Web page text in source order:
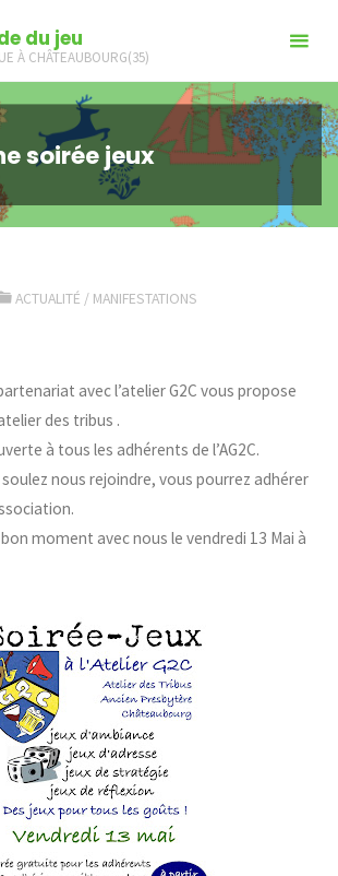
du jeu
À CHÂTEAUBOURG(35)
soirée jeux
ACTUALITÉ / MANIFESTATIONS
avec l’atelier G2C vous propose
des tribus .
à tous les adhérents de l’AG2C.
nous rejoindre, vous pourrez adhérer
moment avec nous le vendredi 13 Mai à